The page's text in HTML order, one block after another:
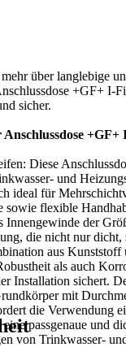
über langlebige
+GF+ I-
sicher.
+GF+
Diese
und
ideal für
sowie flexible
Innengewinde der
die nicht nur dicht,
aus Kunststoff
als auch
Installation sichert.
mit
die Verwendung
passgenaue und
von Trinkwasser-